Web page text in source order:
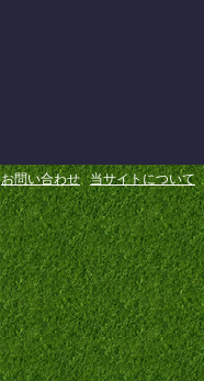
お問い合わせ 当サイトについて